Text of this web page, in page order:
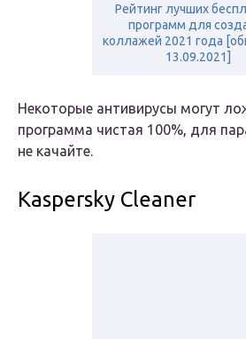
Рейтинг лучших
программ для
коллажей 2021 года
13.09.2021]
Некоторые антивирусы могут
программа чистая 100%, для
не качайте.
Kaspersky Cleaner